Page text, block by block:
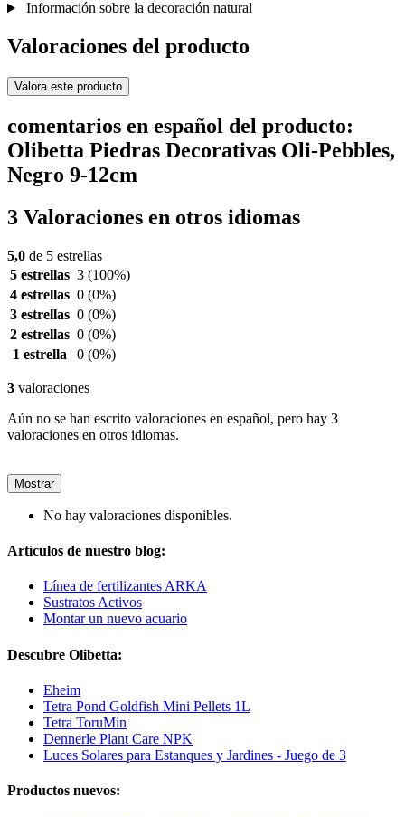
Información sobre la decoración natural
Valoraciones del producto
Valora este producto
comentarios en español del producto:
Olibetta Piedras Decorativas Oli-Pebbles,
Negro 9-12cm
3 Valoraciones en otros idiomas
5,0 de 5 estrellas
5 estrellas 3 (100%)
4 estrellas 0 (0%)
3 estrellas 0 (0%)
2 estrellas 0 (0%)
1 estrella
0 (0%)
3 valoraciones
Aún no se han escrito valoraciones en español, pero hay 3
valoraciones en otros idiomas.
Mostrar
No hay valoraciones disponibles.
Artículos de nuestro blog:
Línea de fertilizantes ARKA
Sustratos Activos
Montar un nuevo acuario
Descubre Olibetta:
Eheim
Tetra Pond Goldfish Mini Pellets 1L
Tetra ToruMin
Dennerle Plant Care NPK
Luces Solares para Estanques y Jardines - Juego de 3
Productos nuevos: